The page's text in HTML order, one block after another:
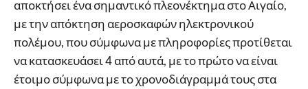
αποκτήσει ένα σημαντικό πλεονέκτημα στο Αιγαίο,
με την απόκτηση αεροσκαφών ηλεκτρονικού
πολέμου, που σύμφωνα με πληροφορίες προτίθεται
να κατασκευάσει 4 από αυτά, με το πρώτο να είναι
έτοιμο σύμφωνα με το χρονοδιάγραμμά τους στα